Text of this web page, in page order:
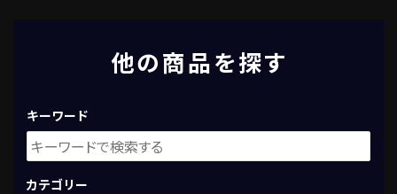
他の商品を探す
キーワード
カテゴリー